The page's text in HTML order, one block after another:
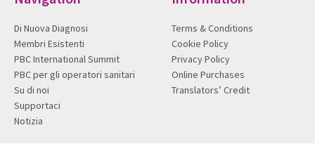
Di Nuova Diagnosi
Membri Esistenti
PBC International Summit
PBC per gli operatori sanitari
Su di noi
Supportaci
Notizia
Terms & Conditions
Cookie Policy
Privacy Policy
Online Purchases
Translators’ Credit